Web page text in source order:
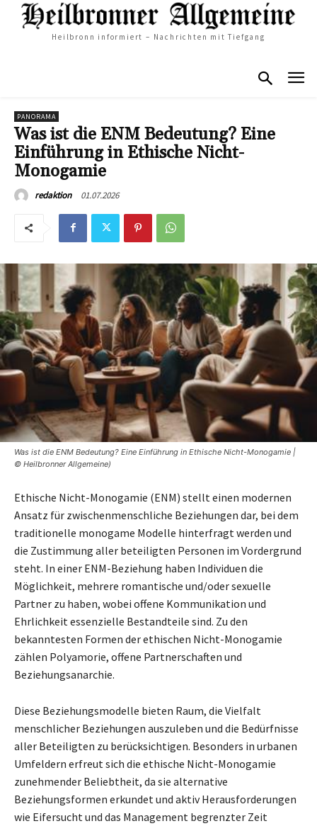
Heilbronn informiert – Nachrichten mit Tiefgang
PANORAMA
Was ist die ENM Bedeutung? Eine
Einführung in Ethische Nicht-
Monogamie
redaktion 01.07.2026
Was ist die ENM Bedeutung? Eine Einführung in Ethische Nicht-Monogamie |
© Heilbronner Allgemeine)
Ethische Nicht-Monogamie (ENM) stellt einen modernen
Ansatz für zwischenmenschliche Beziehungen dar, bei dem
traditionelle monogame Modelle hinterfragt werden und
die Zustimmung aller beteiligten Personen im Vordergrund
steht. In einer ENM-Beziehung haben Individuen die
Möglichkeit, mehrere romantische und/oder sexuelle
Partner zu haben, wobei offene Kommunikation und
Ehrlichkeit essenzielle Bestandteile sind. Zu den
bekanntesten Formen der ethischen Nicht-Monogamie
zählen Polyamorie, offene Partnerschaften und
Beziehungsanarchie.
Diese Beziehungsmodelle bieten Raum, die Vielfalt
menschlicher Beziehungen auszuleben und die Bedürfnisse
aller Beteiligten zu berücksichtigen. Besonders in urbanen
Umfeldern erfreut sich die ethische Nicht-Monogamie
zunehmender Beliebtheit, da sie alternative
Beziehungsformen erkundet und aktiv Herausforderungen
wie Eifersucht und das Management begrenzter Zeit